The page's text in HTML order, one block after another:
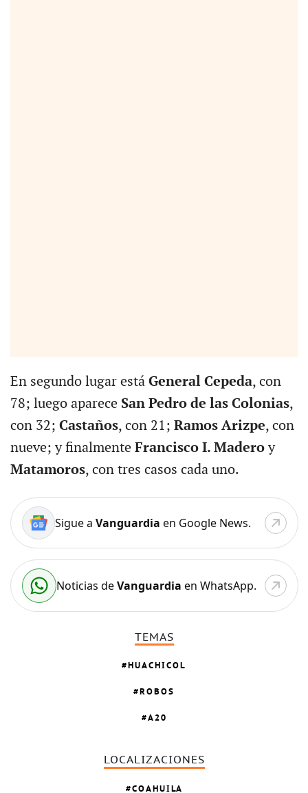
En segundo lugar está General Cepeda, con
78; luego aparece San Pedro de las Colonias,
con 32; Castaños, con 21; Ramos Arizpe, con
nueve; y finalmenteFrancisco I. Maderoy
Matamoros, con tres casos cada uno.
Sigue a Vanguardia en Google News.
Noticias deVanguardia en WhatsApp.
TEMAS
HUACHICOL
ROBOS
A20
LOCALIZACIONES
COAHUILA